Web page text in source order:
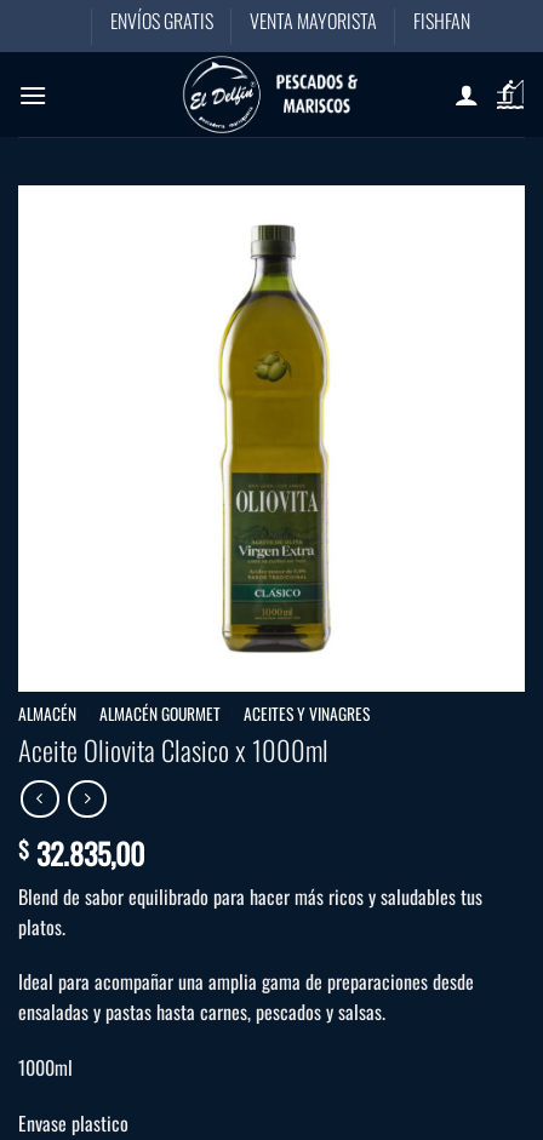
ENVÍOS GRATIS VENTA MAYORISTA FISHFAN
ALMACÉN ALMACÉN GOURMET ACEITES Y VINAGRES
Aceite Oliovita Clasico x 1000ml
$ 32.835,00
Blend de sabor equilibrado para hacer más ricos y saludables tus
platos.
Ideal para acompañar una amplia gama de preparaciones desde
ensaladas y pastas hasta carnes, pescados y salsas.
1000ml
Envase plastico